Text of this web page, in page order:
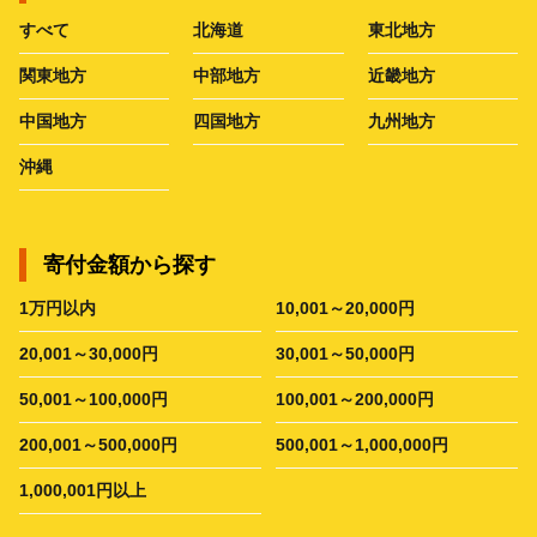
すべて 北海道 東北地方
関東地方 中部地方 近畿地方
中国地方 四国地方 九州地方
沖縄
寄付金額から探す
1万円以内 10,001～20,000円
20,001～30,000円 30,001～50,000円
50,001～100,000円 100,001～200,000円
200,001～500,000円 500,001～1,000,000円
1,000,001円以上